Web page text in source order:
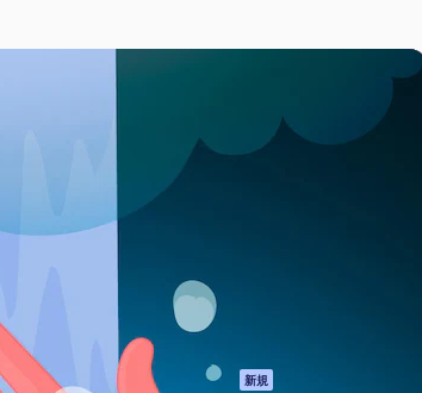
シスタント
声合成ツール
クコンテン
はじめに
利用規約
プライバシーポリ
オリジナル
新規
検索トレ